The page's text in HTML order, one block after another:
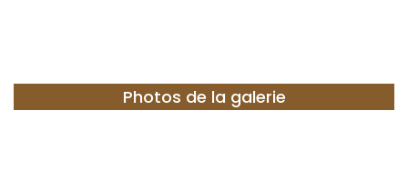
Photos de la galerie